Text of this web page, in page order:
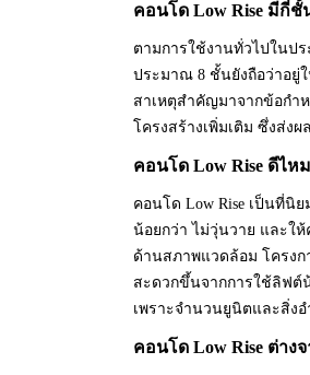
คอนโด Low Rise มีกี่ชั้
ตามการใช้งานทั่วไปในป
ประมาณ 8 ชั้นยังถือว่าอยู่ใ
สาเหตุสำคัญมาจากข้อกำ
โครงสร้างเพิ่มเติม ซึ่งส่ง
คอนโด Low Rise ดีไหม
คอนโด Low Rise เป็นที่นิ
น้อยกว่า ไม่วุ่นวาย และใ
ด้านสภาพแวดล้อม โครงก
สะดวกขึ้นจากการใช้ลิฟต์
เพราะจำนวนยูนิตและสิ่งอ
คอนโด Low Rise ต่างจ